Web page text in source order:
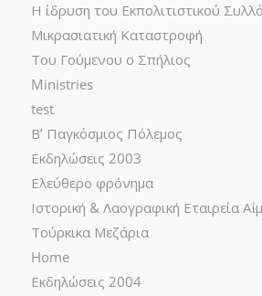
Η ίδρυση του Εκπολιτιστικού
Μικρασιατική Καταστροφή
Του Γούμενου ο Σπήλιος
Ministries
test
Β’ Παγκόσμιος Πόλεμος
Εκδηλώσεις 2003
Ελεύθερο φρόνημα
Ιστορική & Λαογραφική Εταιρεία
Τούρκικα Μεζάρια
Home
Εκδηλώσεις 2004